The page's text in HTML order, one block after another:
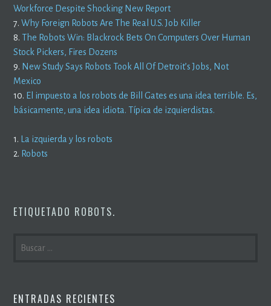
Workforce Despite Shocking New Report
7.Why Foreign Robots Are The Real U.S. Job Killer
8. The Robots Win: Blackrock Bets On Computers Over Human
Stock Pickers, Fires Dozens
9. New Study Says Robots Took All Of Detroit’s Jobs, Not
Mexico
10. El impuesto a los robots de Bill Gates es una idea terrible. Es,
básicamente, una idea idiota. Típica de izquierdistas.
1. La izquierda y los robots
2. Robots
ETIQUETADO ROBOTS.
ENTRADAS RECIENTES